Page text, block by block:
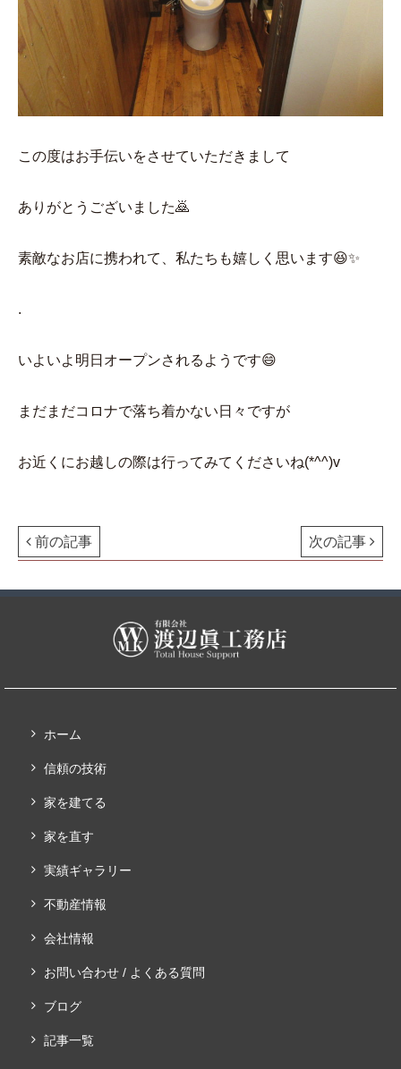
この度はお手伝いをさせていただきまして
ありがとうございました🙇
素敵なお店に携われて、私たちも嬉しく思います😆✨
.
いよいよ明日オープンされるようです😄
まだまだコロナで落ち着かない日々ですが
お近くにお越しの際は行ってみてくださいね(*^^)v
前の記事 次の記事
ホーム
信頼の技術
家を建てる
家を直す
実績ギャラリー
不動産情報
会社情報
お問い合わせ / よくある質問
ブログ
記事一覧